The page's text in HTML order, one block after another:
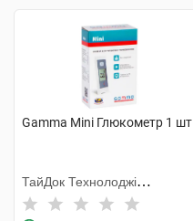
Gamma Mini Глюкометр 1 шт
ТайДок Технолоджі
Корпорейшн